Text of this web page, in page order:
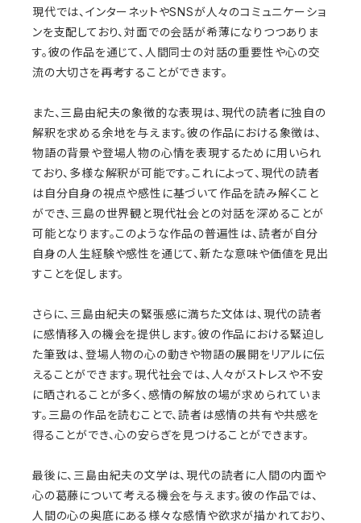
現代では、インターネットやSNSが人々のコミュニケーショ
ンを支配しており、対面での会話が希薄になりつつありま
す。彼の作品を通じて、人間同士の対話の重要性や心の交
流の大切さを再考することができます。
また、三島由紀夫の象徴的な表現は、現代の読者に独自の
解釈を求める余地を与えます。彼の作品における象徴は、
物語の背景や登場人物の心情を表現するために用いられ
ており、多様な解釈が可能です。これによって、現代の読者
は自分自身の視点や感性に基づいて作品を読み解くこと
ができ、三島の世界観と現代社会との対話を深めることが
可能となります。このような作品の普遍性は、読者が自分
自身の人生経験や感性を通じて、新たな意味や価値を見出
すことを促します。
さらに、三島由紀夫の緊張感に満ちた文体は、現代の読者
に感情移入の機会を提供します。彼の作品における緊迫し
た筆致は、登場人物の心の動きや物語の展開をリアルに伝
えることができます。現代社会では、人々がストレスや不安
に晒されることが多く、感情の解放の場が求められていま
す。三島の作品を読むことで、読者は感情の共有や共感を
得ることができ、心の安らぎを見つけることができます。
最後に、三島由紀夫の文学は、現代の読者に人間の内面や
心の葛藤について考える機会を与えます。彼の作品では、
人間の心の奥底にある様々な感情や欲求が描かれており、